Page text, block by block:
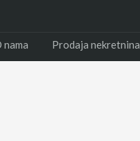
nama Prodaja nekretnina